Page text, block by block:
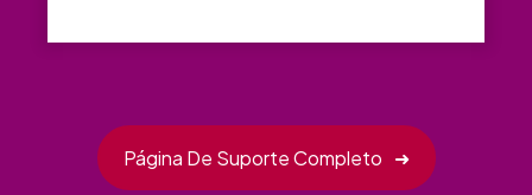
Página De Suporte Completo ➜